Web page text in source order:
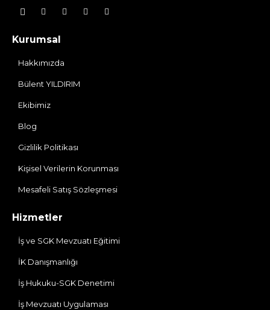
Kurumsal
Hakkımızda
Bülent YILDIRIM
Ekibimiz
Blog
Gizlilik Politikası
Kişisel Verilerin Korunması
Mesafeli Satış Sözleşmesi
Hizmetler
İş ve SGK Mevzuatı Eğitimi
İK Danışmanlığı
İş Hukuku-SGK Denetimi
İş Mevzuatı Uygulaması